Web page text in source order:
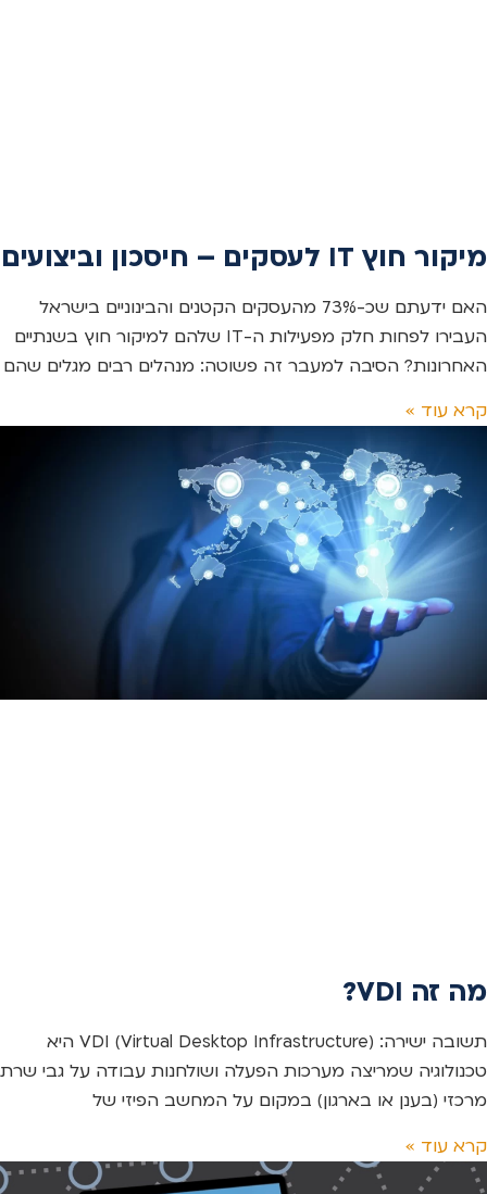
מיקור חוץ IT לעסקים – חיסכון וביצועים
האם ידעתם שכ-73% מהעסקים הקטנים והבינוניים בישראל
העבירו לפחות חלק מפעילות ה-IT שלהם למיקור חוץ בשנתיים
האחרונות? הסיבה למעבר זה פשוטה: מנהלים רבים מגלים שהם
קרא עוד »
מה זה VDI?
תשובה ישירה: VDI (Virtual Desktop Infrastructure) היא
טכנולוגיה שמריצה מערכות הפעלה ושולחנות עבודה על גבי שרת
מרכזי (בענן או בארגון) במקום על המחשב הפיזי של
קרא עוד »